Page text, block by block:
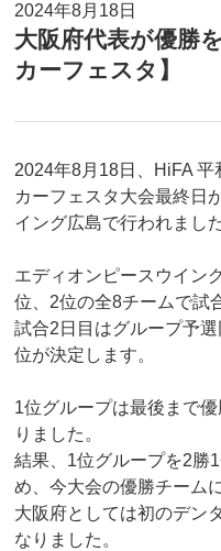
2024年8月18日
大阪府代表が優勝
カーフェスタ】
2024年8月18日、HiFA
カーフェスタ大会最終日
イング広島で行われました
エディオンピースウイン
位、2位の全8チームで試
試合2日目はグループ予
位が決定します。
1位グループは最後まで
りました。
結果、1位グループを2勝
め、今大会の優勝チーム
大阪府としては初のデン
なりました。